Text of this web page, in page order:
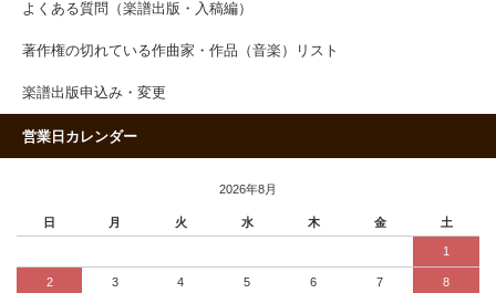
よくある質問（楽譜出版・入稿編）
著作権の切れている作曲家・作品（音楽）リスト
楽譜出版申込み・変更
営業日カレンダー
2026年8月
日 月 火 水 木 金 土
1
2 3 4 5 6 7 8